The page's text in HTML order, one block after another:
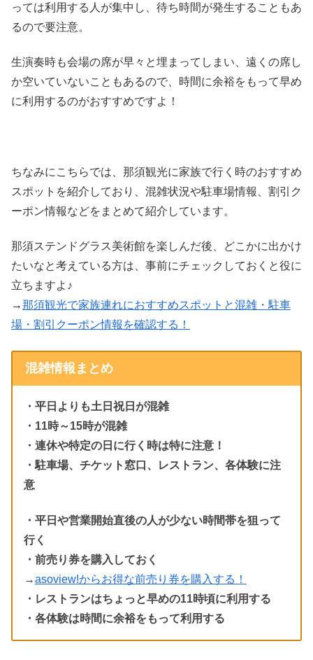
っては利用する人が集中し、待ち時間が発生することもあ
るので要注意。
生演奏時も会場の席が早々と埋まってしまい、遠くの席し
か空いていないこともあるので、時間に余裕をもって早め
に利用するのがおすすめですよ！
ちなみにこちらでは、那須観光に家族で行く時のおすすめ
スポットを紹介しており、混雑状況や駐車場情報、割引ク
ーポン情報などをまとめて紹介しています。
那須ステンドグラス美術館を楽しんだ後、どこかに出かけ
たいなと考えている方は、事前にチェックしておくと役に
立ちますよ♪
→那須観光で家族連れにおすすめスポットと混雑・駐車
場・割引クーポン情報を確認する！
混雑情報まとめ
・平日よりも土日祝日が混雑
・11時～15時が混雑
・連休や特定の日に行く時は特に注意！
・駐車場、チケット窓口、レストラン、各体験に注
意
・平日や営業開始直後の人が少ない時間帯を狙って
行く
・前売り券を購入しておく
→asoview!からお得な前売り券を購入する！
・レストランはちょっと早めの11時頃に利用する
・各体験は時間に余裕をもって利用する